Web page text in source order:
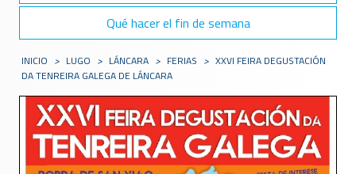
Qué hacer el fin de semana
INICIO > LUGO > LÁNCARA > FERIAS > XXVI FEIRA DEGUSTACIÓN
DA TENREIRA GALEGA DE LÁNCARA